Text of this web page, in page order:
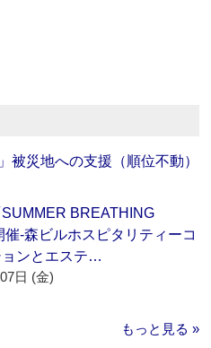
被災地への支援（順位不動）
SUMMER BREATHING
催‐森ビルホスピタリティーコ
ョンとエステ…
日 (金)
もっと見る »